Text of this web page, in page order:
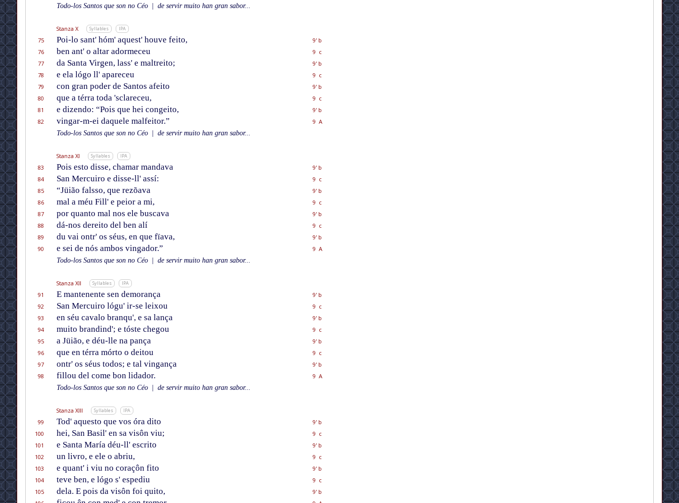
Todo-los Santos que son no Céo
de servir muito han gran sabor...
Stanza X Syllables IPA
75 Poi-lo sant' hóm' aquest' houve feito,
9' b
76
ben ant' o altar adormeceu
9 c
77
da Santa Virgen, lass' e maltreito;
9' b
78
e ela lógo ll' apareceu
9 c
79
con gran poder de Santos afeito
9' b
80
que a térra toda 'sclareceu,
9 c
81
e dizendo: “Pois que hei congeito,
9' b
82
vingar-m-ei daquele malfeitor.”
9 A
Todo-los Santos que son no Céo
de servir muito han gran sabor...
Stanza XI Syllables IPA
83 Pois esto disse, chamar mandava
9' b
84
San Mercuiro e disse-ll' assí:
9 c
85
“Jüião falsso, que rezõava
9' b
86
mal a méu Fill' e peior a mi,
9 c
87
por quanto mal nos ele buscava
9' b
88
dá-nos dereito del ben alí
9 c
89
du vai ontr' os séus, en que fïava,
9' b
90
e sei de nós ambos vingador.”
9 A
Todo-los Santos que son no Céo
de servir muito han gran sabor...
Stanza XII Syllables IPA
91 E mantenente sen demorança
9' b
92
San Mercuiro lógu' ir-se leixou
9 c
93
en séu cavalo branqu', e sa lança
9' b
94
muito brandind'; e tóste chegou
9 c
95
a Jüião, e déu-lle na pança
9' b
96
que en térra mórto o deitou
9 c
97
ontr' os séus todos; e tal vingança
9' b
98
fillou del come bon lidador.
9 A
Todo-los Santos que son no Céo
de servir muito han gran sabor...
Stanza XIII Syllables IPA
99 Tod' aquesto que vos óra dito
9' b
100
hei, San Basil' en sa visôn viu;
9 c
101
e Santa María déu-ll' escrito
9' b
102
un livro, e ele o abriu,
9 c
103
e quant' i viu no coraçôn fito
9' b
104
teve ben, e lógo s' espediu
9 c
105
dela. E pois da visôn foi quito,
9' b